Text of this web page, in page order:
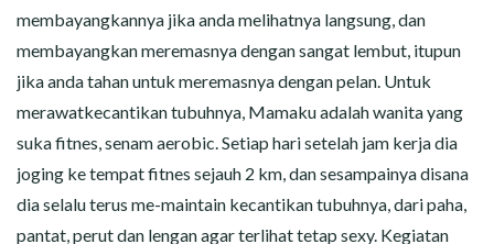
membayangkannya jika anda melihatnya langsung, dan
membayangkan meremasnya dengan sangat lembut, itupun
jika anda tahan untuk meremasnya dengan pelan. Untuk
merawatkecantikan tubuhnya, Mamaku adalah wanita yang
suka fitnes, senam aerobic. Setiap hari setelah jam kerja dia
joging ke tempat fitnes sejauh 2 km, dan sesampainya disana
dia selalu terus me-maintain kecantikan tubuhnya, dari paha,
pantat, perut dan lengan agar terlihat tetap sexy. Kegiatan